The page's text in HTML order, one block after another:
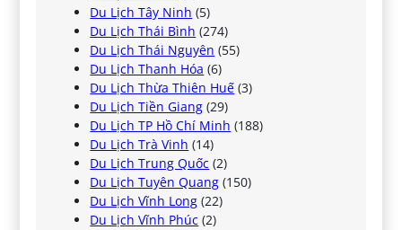
Du Lịch Tây Ninh (5)
Du Lịch Thái Bình (274)
Du Lịch Thái Nguyên (55)
Du Lịch Thanh Hóa (6)
Du Lịch Thừa Thiên Huế (3)
Du Lịch Tiền Giang (29)
Du Lịch TP Hồ Chí Minh (188)
Du Lịch Trà Vinh (14)
Du Lịch Trung Quốc (2)
Du Lịch Tuyên Quang (150)
Du Lịch Vĩnh Long (22)
Du Lịch Vĩnh Phúc (2)